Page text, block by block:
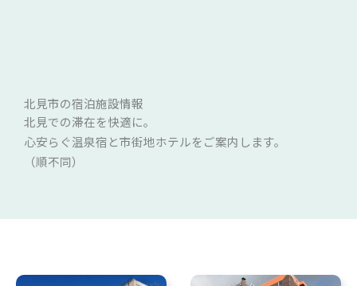
北見市の宿泊施設情報
北見での滞在を快適に。
心安らぐ温泉宿と市街地ホテルをご案内します。
（順不同）